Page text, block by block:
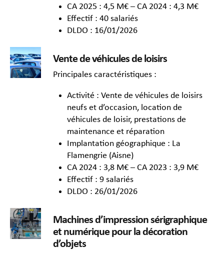
CA 2025 : 4,5 M€ – CA 2024 : 4,3 M€
Effectif : 40 salariés
DLDO : 16/01/2026
Vente de véhicules de loisirs
Principales caractéristiques :
Activité : Vente de véhicules de loisirs
neufs et d’occasion, location de
véhicules de loisir, prestations de
maintenance et réparation
Implantation géographique : La
Flamengrie (Aisne)
CA 2024 : 3,8 M€ – CA 2023 : 3,9 M€
Effectif : 9 salariés
DLDO : 26/01/2026
Machines d’impression sérigraphique
et numérique pour la décoration
d’objets